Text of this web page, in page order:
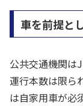
車を前提と
公共交通機関は
運行本数は限ら
は自家用車が必